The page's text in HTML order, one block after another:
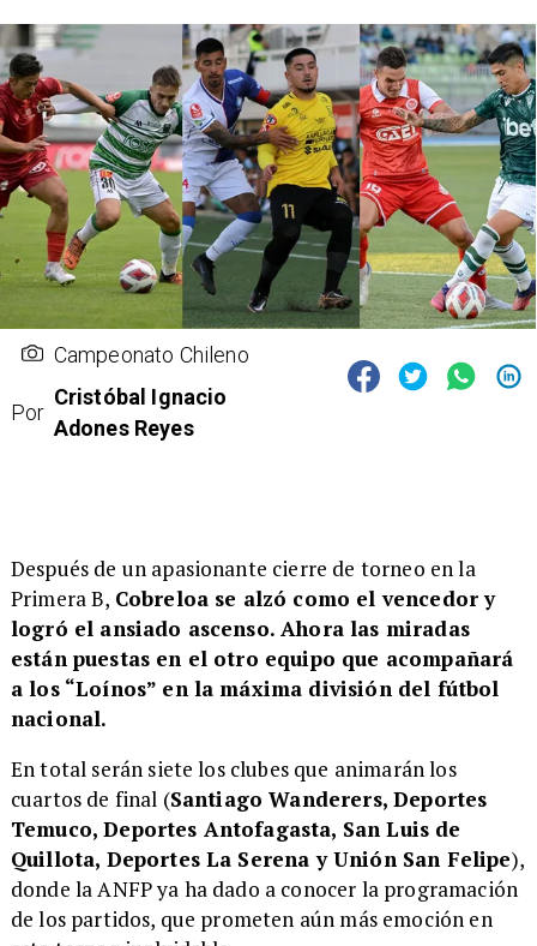
Campeonato Chileno
Por
Cristóbal Ignacio
Adones Reyes
Después de un apasionante cierre de torneo en la
Primera B, Cobreloa se alzó como el vencedor y
logró el ansiado ascenso. Ahora las miradas
están puestas en el otro equipo que acompañará
a los “Loínos” en la máxima división del fútbol
nacional.
En total serán siete los clubes que animarán los
cuartos de final (Santiago Wanderers, Deportes
Temuco, Deportes Antofagasta, San Luis de
Quillota, Deportes La Serena y Unión San Felipe),
donde la ANFP ya ha dado a conocer la programación
de los partidos, que prometen aún más emoción en